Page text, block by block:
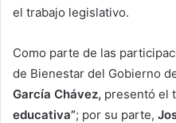
el trabajo legislativo.
Como parte de las
de Bienestar del Gobierno
García Chávez, presentó el
educativa”; por su parte,